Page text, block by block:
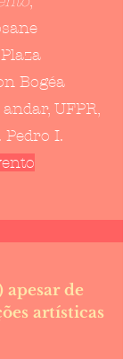
Bogéa
UFPR,
Pedro I.
apesar de
artísticas